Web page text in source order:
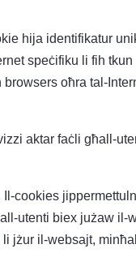
hija identifikatur
speċifiku li fih
oħra tal-
aktar faċli għall-
cookies
utenti biex jużaw il-
jżur il-websajt,